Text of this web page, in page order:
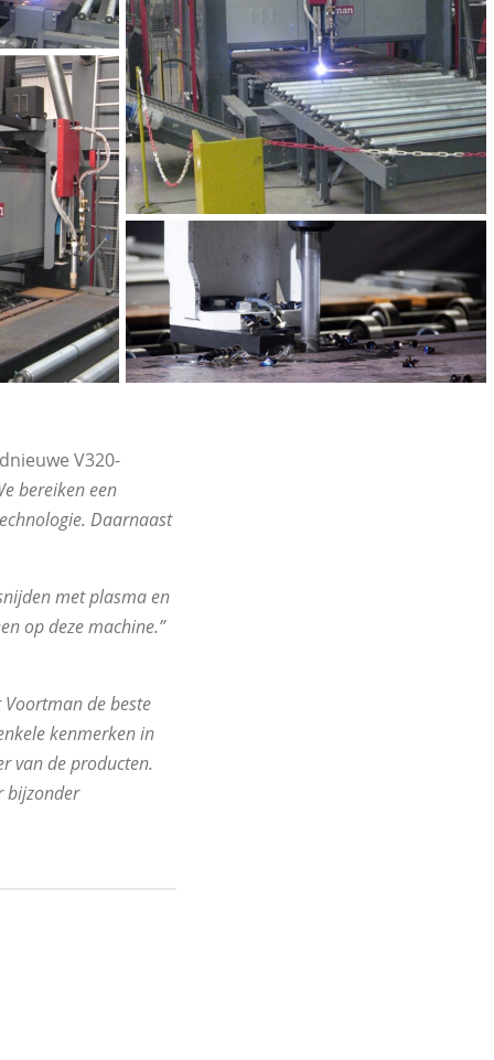
V320-
bereiken een
Daarnaast
met plasma en
op deze machine.”
de beste
kenmerken in
van de producten.
bijzonder